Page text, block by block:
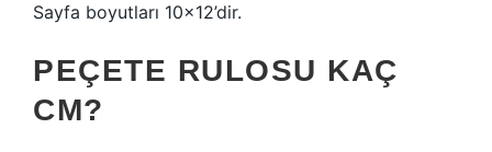
Sayfa boyutları 10×12’dir.
PEÇETE RULOSU KAÇ
CM?